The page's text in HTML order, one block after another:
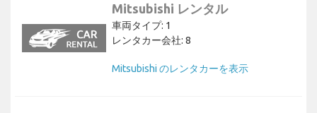
Mitsubishi レンタル
車両タイプ: 1
レンタカー会社: 8
Mitsubishi のレンタカーを表示